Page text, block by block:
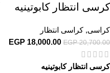
كرسى انتظار كابوتينيه
كراسى, كراسى انتظار
EGP20,700.00
EGP 18,000.00
كرسى انتظار كابوتينيه